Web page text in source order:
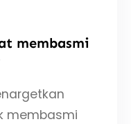
membasmi
membasmi